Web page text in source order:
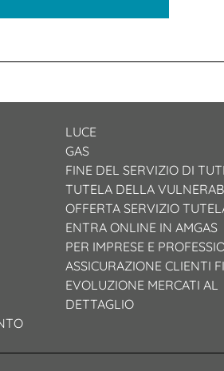
LUCE
GAS
FINE DEL SERVIZIO DI
TUTELA DELLA
OFFERTA SERVIZIO
ENTRA ONLINE IN AMGAS
PER IMPRESE E
ASSICURAZIONE CLIENTI
EVOLUZIONE MERCATI AL
DETTAGLIO